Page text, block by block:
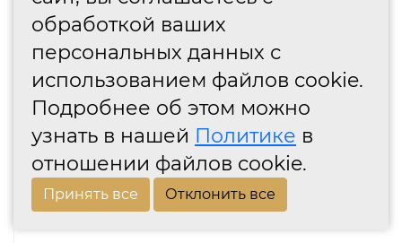
обработкой ваших
персональных данных с
использованием файлов cookie.
Подробнее об этом можно
узнать в нашей Политике в
отношении файлов cookie.
Принять все Отклонить все